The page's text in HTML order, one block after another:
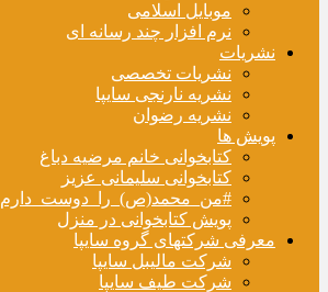
موبایل اسلامی
نرم افزار چند رسانه ای
نشریات
نشریات تخصصی
نشریه نارنجی سایپا
نشریه رضوان
پویش ها
کتابخوانی خانم مرضیه دباغ
کتابخوانی سلیمانی عزیز
#من_محمد(ص)_را_دوست_دارم
پویش کتابخوانی در منزل
معرفی شرکتهای گروه سایپا
شرکت مالیبل سایپا
شرکت طیف سایپا